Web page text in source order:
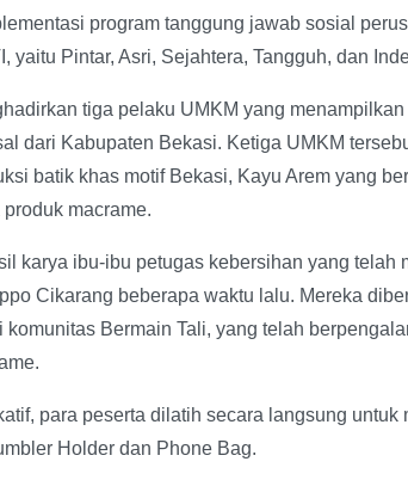
program tanggung jawab sosial
yaitu Pintar, Asri, Sejahtera, Tangguh, dan
tiga pelaku UMKM yang
dari Kabupaten Bekasi. Ketiga UMKM
batik khas motif Bekasi, Kayu Arem yang
macrame.
karya ibu-ibu petugas kebersihan yang telah
Cikarang beberapa waktu lalu. Mereka
Bermain Tali, yang telah
para peserta dilatih secara langsung untuk
Holder dan Phone Bag.